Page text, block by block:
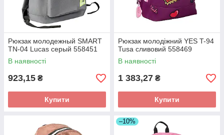
Рюкзак молодежный SMART
TN-04 Lucas серый 558451
В наявності
923,15 ₴
Купити
Рюкзак молодіжний YES T-94
Tusa сливовий 558469
В наявності
1 383,27 ₴
Купити
–10%